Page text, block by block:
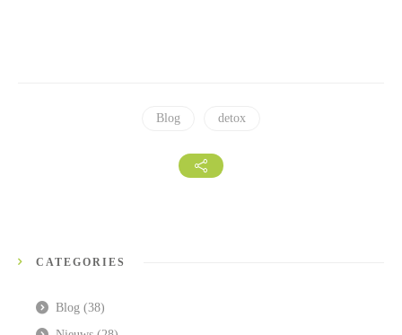
Blog detox
CATEGORIES
Blog (38)